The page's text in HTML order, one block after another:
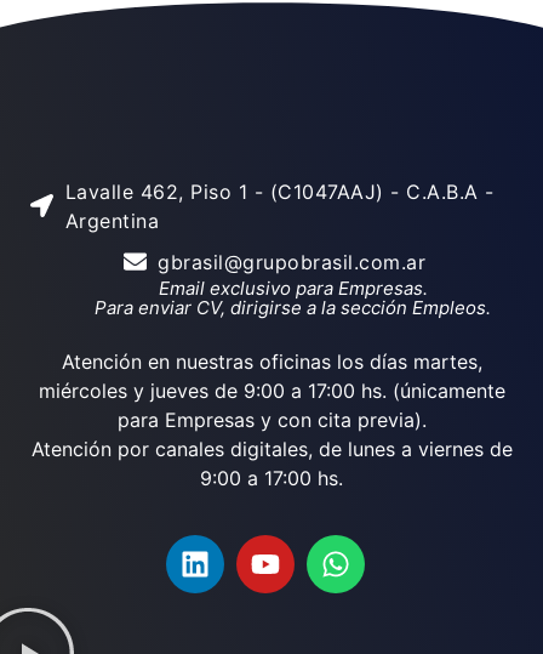
Lavalle 462, Piso 1 - (C1047AAJ) - C.A.B.A -
Argentina
gbrasil@grupobrasil.com.ar
Email exclusivo para Empresas.
Para enviar CV, dirigirse a la sección Empleos.
Atención en nuestras oficinas los días martes,
miércoles y jueves de 9:00 a 17:00 hs. (únicamente
para Empresas y con cita previa).
Atención por canales digitales, de lunes a viernes de
9:00 a 17:00 hs.